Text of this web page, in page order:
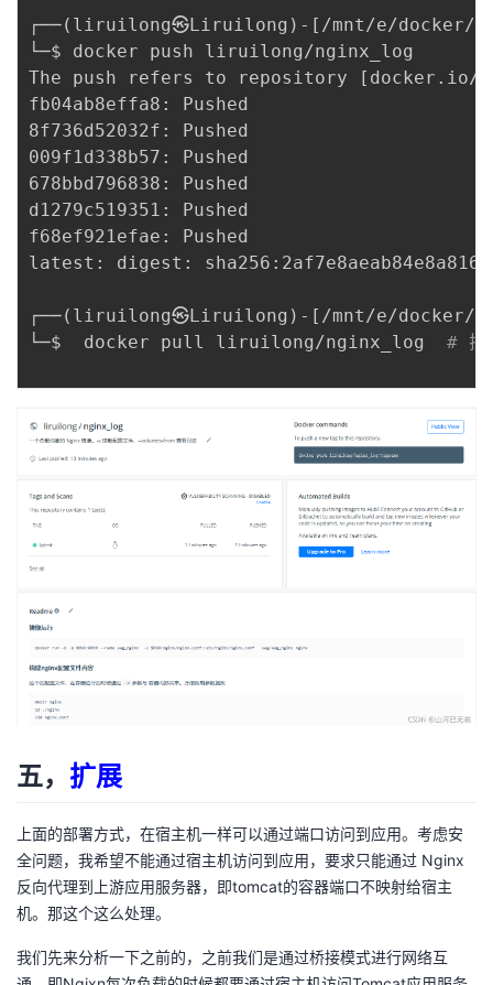
┌──( liruilong㉿Liruilong ) - [ /mnt/e/docker/
└─$ docker push liruilong/nginx_log
The push refers to repository
[ docker.io/
fb04ab8effa8: Pushed
8f736d52032f: Pushed
009f1d338b57: Pushed
678bbd796838: Pushed
d1279c519351: Pushed
f68ef921efae: Pushed
latest: digest:
┌──( liruilong㉿Liruilong ) - [ /mnt/e/docker/
└─$  docker pull liruilong/nginx_log # 拉
五， 扩展
上面的部署方式，在宿主机一样可以通过端口访问到应用。考虑安
全问题，我希望不能通过宿主机访问到应用，要求只能通过 Nginx
反向代理到上游应用服务器，即tomcat的容器端口不映射给宿主
机。那这个这么处理。
我们先来分析一下之前的，之前我们是通过桥接模式进行网络互